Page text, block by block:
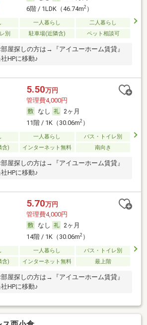
6階 / 1LDK（46.74m2）
一人暮らし
二人暮らし
別
駐車場(近隣含) ペット相談可
屋探しの方は→『アイユーホーム賃貸』
HPに移動♪
5.50万円
管理費4,000円
なし
2ヶ月
11階 / 1K（30.06m2）
一人暮らし
バス・トイレ別
含)
インターネット無料 南向き
屋探しの方は→『アイユーホーム賃貸』
HPに移動♪
5.70万円
管理費4,000円
なし
2ヶ月
14階 / 1K（30.06m2）
一人暮らし
バス・トイレ別
含)
インターネット無料 最上階
屋探しの方は→『アイユーホーム賃貸』
HPに移動♪